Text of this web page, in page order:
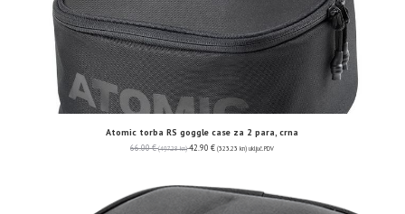
Atomic torba RS goggle case za 2 para, crna
66.00€ (497.28 kn) 42.90 € (323.23 kn) uključ. PDV